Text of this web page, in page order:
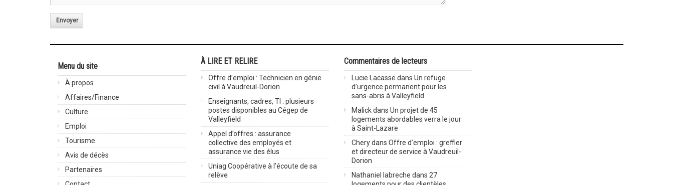
Envoyer
Menu du site
À propos
Affaires/Finance
Culture
Emploi
Tourisme
Avis de décès
Partenaires
À LIRE ET RELIRE
Offre d’emploi : Technicien en génie
civil à Vaudreuil-Dorion
Enseignants, cadres, TI : plusieurs
postes disponibles au Cégep de
Valleyfield
Appel d’offres : assurance
collective des employés et
assurance vie des élus
Uniag Coopérative à l’écoute de sa
relève
Commentaires de lecteurs
Lucie Lacasse dans Un refuge
d’urgence permanent pour les
sans-abris à Valleyfield
Malickdans Un projet de 45
logements abordables verra le jour
à Saint-Lazare
Cherydans Offre d’emploi : greffier
et directeur de service à Vaudreuil-
Dorion
Nathaniel labreche dans 27